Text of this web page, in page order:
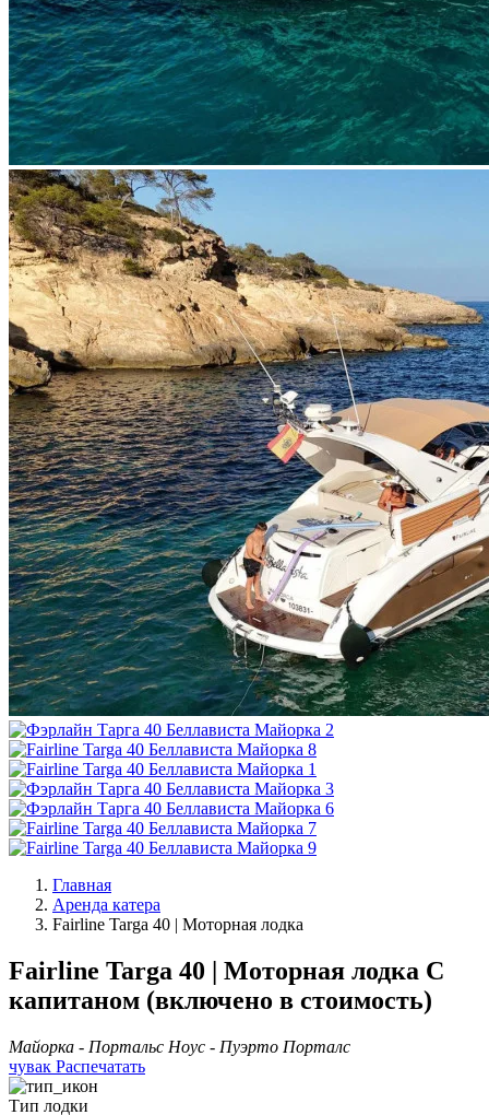
Главная
Аренда катера
Fairline Targa 40 | Моторная лодка
Fairline Targa 40 | Моторная лодка С
капитаном (включено в стоимость)
Майорка - Портальс Ноус - Пуэрто Порталс
чувак Распечатать
Тип лодки